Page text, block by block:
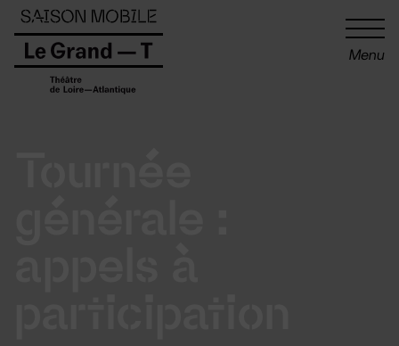
Menu
Panneau de gestion des cookies